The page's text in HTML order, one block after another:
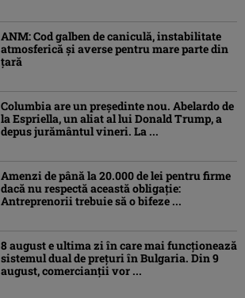
ANM: Cod galben de caniculă, instabilitate
atmosferică și averse pentru mare parte din
țară
Columbia are un președinte nou. Abelardo de
la Espriella, un aliat al lui Donald Trump, a
depus jurământul vineri. La ...
Amenzi de până la 20.000 de lei pentru firme
dacă nu respectă această obligație:
Antreprenorii trebuie să o bifeze ...
8 august e ultima zi în care mai funcționează
sistemul dual de prețuri în Bulgaria. Din 9
august, comercianții vor ...